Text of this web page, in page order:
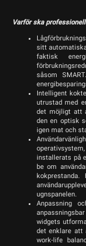
Varför ska
sitt
faktisk
såsom
Intelligent
utrustad med
det möjligt att
den en optisk
igen mat och
operativsystem,
installerats på
be om
ugnspanelen.
Anpassning
widgets
det enklare att
work-life